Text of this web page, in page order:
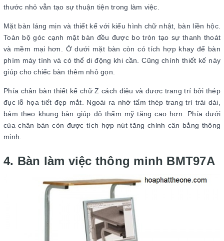
thước nhỏ vẫn tạo sự thuận tiện trong làm việc.
Mặt bàn láng mịn và thiết kế với kiểu hình chữ nhật, bàn liền hộc.
Toàn bộ góc cạnh mặt bàn đều được bo tròn tạo sự thanh thoát
và mềm mại hơn. Ở dưới mặt bàn còn có tích hợp khay để bàn
phím máy tính và có thể di động khi cần. Cũng chính thiết kế này
giúp cho chiếc bàn thêm nhỏ gọn.
Phía chân bàn thiết kế chữ Z cách điệu và được trang trí bởi thép
đục lỗ họa tiết đẹp mắt. Ngoài ra nhờ tấm thép trang trí trải dài,
bám theo khung bàn giúp độ thẩm mỹ tăng cao hơn. Phía dưới
của chân bàn còn được tích hợp nút tăng chỉnh cân bằng thông
minh.
4. Bàn làm việc thông minh BMT97A